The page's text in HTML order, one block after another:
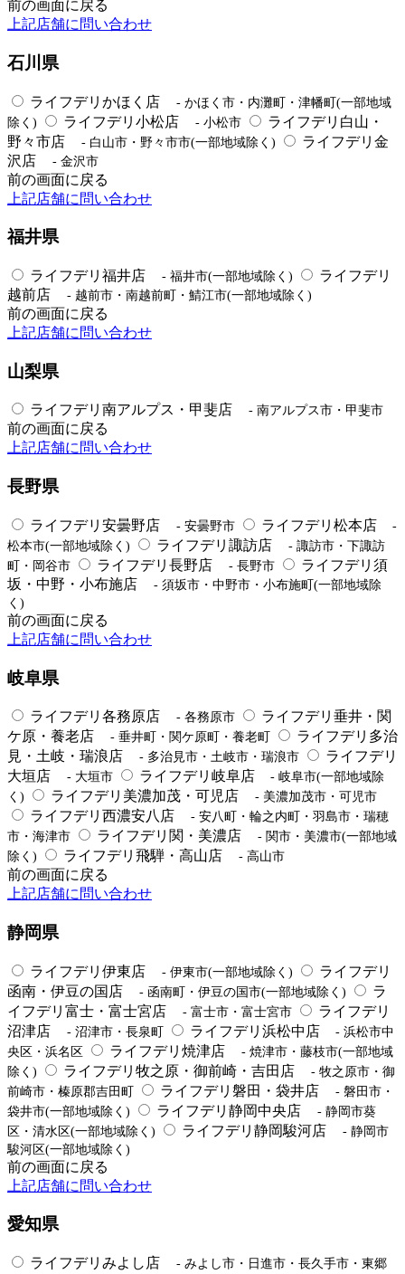
前の画面に戻る
上記店舗に問い合わせ
石川県
ライフデリかほく店
- かほく市・内灘町・津幡町(一部地域
除く)
ライフデリ小松店 - 小松市
ライフデリ白山・
野々市店
- 白山市・野々市市(一部地域除く)
ライフデリ金
沢店
- 金沢市
前の画面に戻る
上記店舗に問い合わせ
福井県
ライフデリ福井店 - 福井市(一部地域除く)
ライフデリ
越前店
- 越前市・南越前町・鯖江市(一部地域除く)
前の画面に戻る
上記店舗に問い合わせ
山梨県
ライフデリ南アルプス・甲斐店 - 南アルプス市・甲斐市
前の画面に戻る
上記店舗に問い合わせ
長野県
ライフデリ安曇野店 - 安曇野市 ライフデリ松本店
-
松本市(一部地域除く)
ライフデリ諏訪店
- 諏訪市・下諏訪
町・岡谷市
ライフデリ長野店 - 長野市
ライフデリ須
坂・中野・小布施店
- 須坂市・中野市・小布施町(一部地域除
く)
前の画面に戻る
上記店舗に問い合わせ
岐阜県
ライフデリ各務原店 - 各務原市
ライフデリ垂井・関
ケ原・養老店
- 垂井町・関ケ原町・養老町
ライフデリ多治
見・土岐・瑞浪店
- 多治見市・土岐市・瑞浪市
ライフデリ
大垣店
- 大垣市 ライフデリ岐阜店
- 岐阜市(一部地域除
く)
ライフデリ美濃加茂・可児店 - 美濃加茂市・可児市
ライフデリ西濃安八店
- 安八町・輪之内町・羽島市・瑞穂
市・海津市
ライフデリ関・美濃店
- 関市・美濃市(一部地域
除く)
ライフデリ飛騨・高山店 - 高山市
前の画面に戻る
上記店舗に問い合わせ
静岡県
ライフデリ伊東店 - 伊東市(一部地域除く)
ライフデリ
函南・伊豆の国店
- 函南町・伊豆の国市(一部地域除く)
ラ
イフデリ富士・富士宮店
- 富士市・富士宮市
ライフデリ
沼津店
- 沼津市・長泉町 ライフデリ浜松中店
- 浜松市中
央区・浜名区
ライフデリ焼津店
- 焼津市・藤枝市(一部地域
除く)
ライフデリ牧之原・御前崎・吉田店
- 牧之原市・御
前崎市・榛原郡吉田町
ライフデリ磐田・袋井店
- 磐田市・
袋井市(一部地域除く)
ライフデリ静岡中央店
- 静岡市葵
区・清水区(一部地域除く)
ライフデリ静岡駿河店
- 静岡市
駿河区(一部地域除く)
前の画面に戻る
上記店舗に問い合わせ
愛知県
ライフデリみよし店
- みよし市・日進市・長久手市・東郷